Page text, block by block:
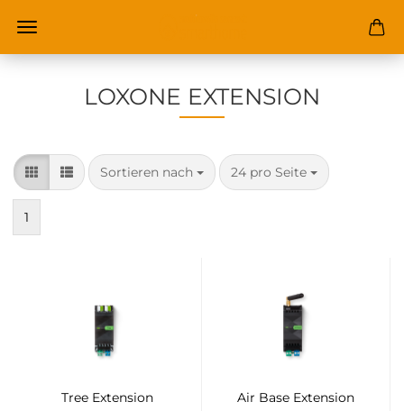
LOXONE EXTENSION
Sortieren nach
Sortieren nach 24 pro Seite
pro Seite
1
Tree Extension Air Base Extension